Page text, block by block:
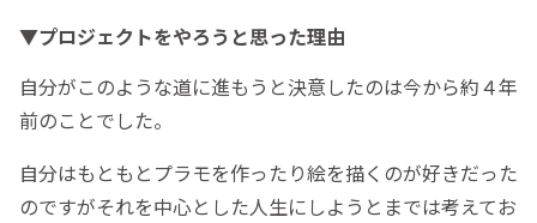
▼プロジェクトをやろうと思った理由
自分がこのような道に進もうと決意したのは今から約４年
前のことでした。
自分はもともとプラモを作ったり絵を描くのが好きだった
のですがそれを中心とした人生にしようとまでは考えてお